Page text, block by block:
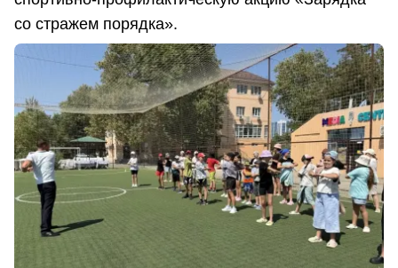
со стражем порядка».